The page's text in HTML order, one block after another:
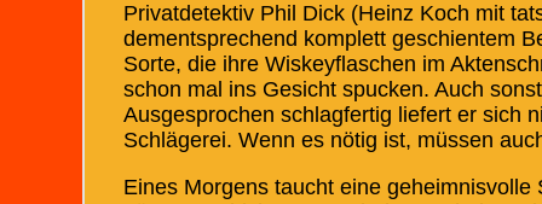
Privatdetektiv Phil Dick (Heinz Koch mit
dementsprechend komplett geschientem
Sorte, die ihre Wiskeyflaschen im
schon mal ins Gesicht spucken. Auch
Ausgesprochen schlagfertig liefert er sich
Schlägerei. Wenn es nötig ist, müssen
Eines Morgens taucht eine